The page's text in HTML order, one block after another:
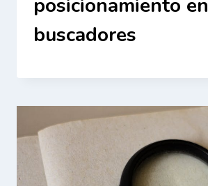
posicionamiento en
buscadores